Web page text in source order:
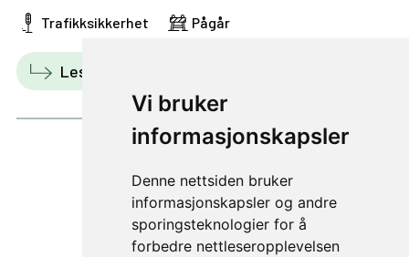
Vi bruker
informasjonskapsler
Denne nettsiden bruker
informasjonskapsler og andre
sporingsteknologier for å
forbedre nettleseropplevelsen
Trafikksikkerhet Pågår
Les mer
1 av 1